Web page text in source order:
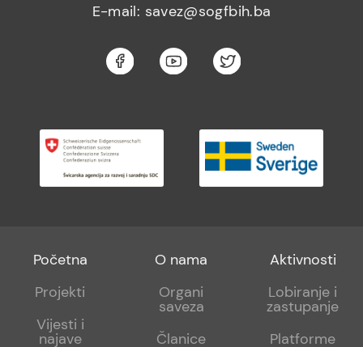
E-mail: savez@sogfbih.ba
Footer
menu
Početna
Projekti
Vijesti i
najave
Footer
sub
O nama
Organi
saveza
Članice
Footer
sub
Aktivnosti
Lobiranje i
zastupanje
Platforme